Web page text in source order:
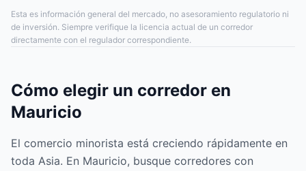
Esta es información general del mercado, no asesoramiento regulatorio ni
de inversión. Siempre verifique la licencia actual de un corredor
directamente con el regulador correspondiente.
Cómo elegir un corredor en
Mauricio
El comercio minorista está creciendo rápidamente en
toda Asia. En Mauricio, busque corredores con